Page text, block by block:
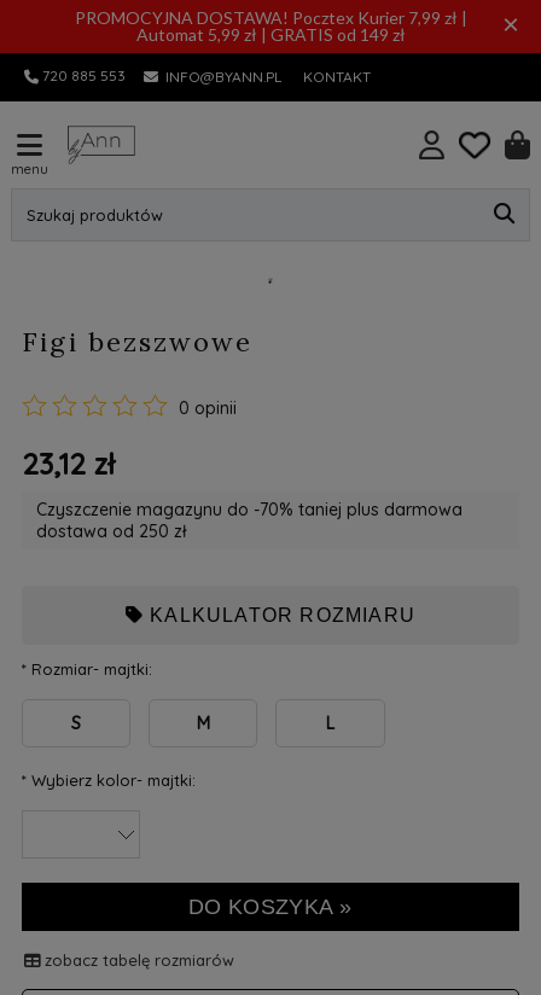
PROMOCYJNA DOSTAWA! Pocztex Kurier 7,99 zł |
Automat 5,99 zł | GRATIS od 149 zł
×
720 885 553 INFO@BYANN.PL KONTAKT
menu
Szukaj produktów
Figi bezszwowe
0 opinii
23,12 zł
Czyszczenie magazynu do -70% taniej plus darmowa
dostawa od 250 zł
KALKULATOR ROZMIARU
*Rozmiar- majtki:
S M L
*Wybierz kolor- majtki:
DO KOSZYKA »
zobacz tabelę rozmiarów